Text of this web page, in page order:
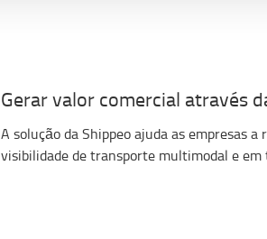
Gerar valor comercial através
A solução da Shippeo ajuda as empresas
visibilidade de transporte multimodal e em